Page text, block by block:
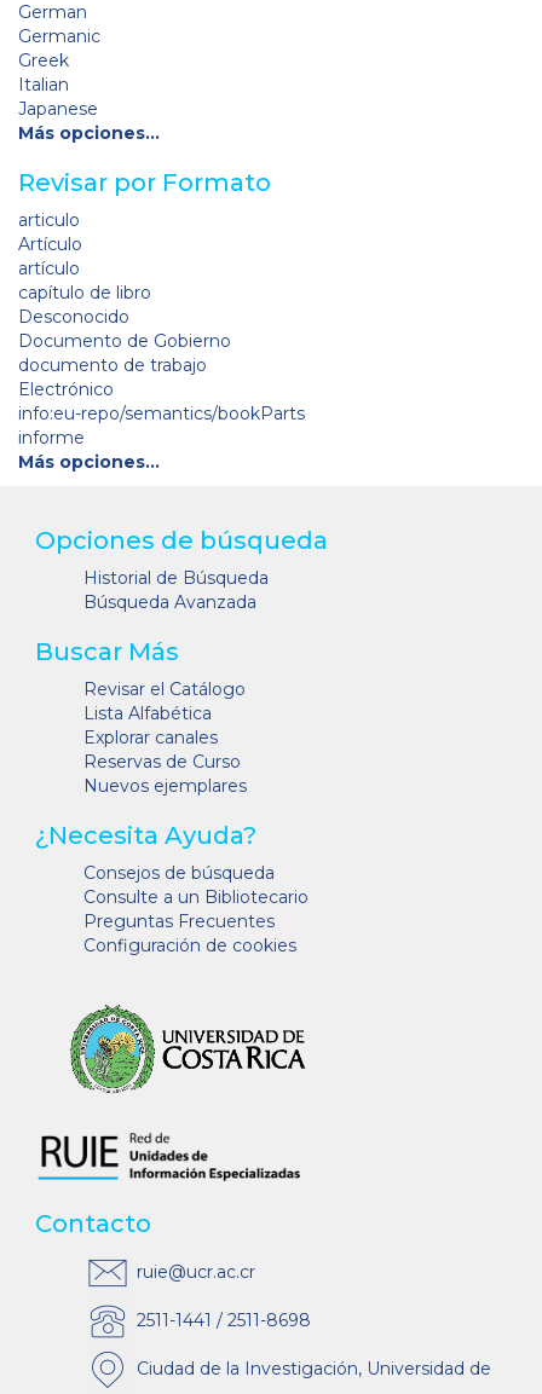
German
Germanic
Greek
Italian
Japanese
Más opciones…
Revisar por Formato
articulo
Artículo
artículo
capítulo de libro
Desconocido
Documento de Gobierno
documento de trabajo
Electrónico
info:eu-repo/semantics/bookParts
informe
Más opciones…
Opciones de búsqueda
Historial de Búsqueda
Búsqueda Avanzada
Buscar Más
Revisar el Catálogo
Lista Alfabética
Explorar canales
Reservas de Curso
Nuevos ejemplares
¿Necesita Ayuda?
Consejos de búsqueda
Consulte a un Bibliotecario
Preguntas Frecuentes
Configuración de cookies
Contacto
ruie@ucr.ac.cr
2511-1441 / 2511-8698
Ciudad de la Investigación, Universidad de